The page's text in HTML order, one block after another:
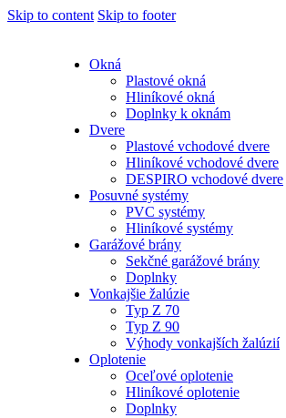
Skip to content Skip to footer
Okná
Plastové okná
Hliníkové okná
Doplnky k oknám
Dvere
Plastové vchodové dvere
Hliníkové vchodové dvere
DESPIRO vchodové dvere
Posuvné systémy
PVC systémy
Hliníkové systémy
Garážové brány
Sekčné garážové brány
Doplnky
Vonkajšie žalúzie
Typ Z 70
Typ Z 90
Výhody vonkajších žalúzií
Oplotenie
Oceľové oplotenie
Hliníkové oplotenie
Doplnky